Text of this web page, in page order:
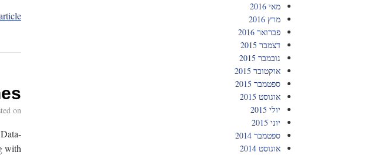
on
with
מאי 2016
מרץ 2016
פברואר 2016
דצמבר 2015
נובמבר 2015
אוקטובר 2015
ספטמבר 2015
אוגוסט 2015
יולי 2015
יוני 2015
ספטמבר 2014
אוגוסט 2014